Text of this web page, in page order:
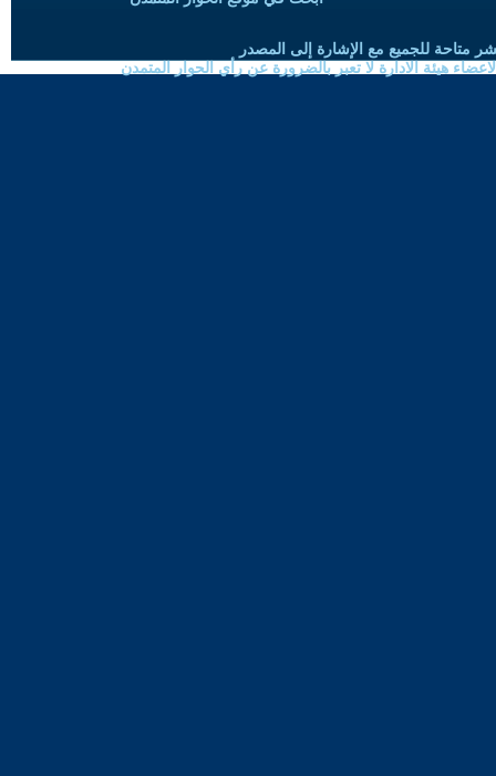
متاحة للجميع مع الإشارة إلى المصدر
هيئة الادارة لا تعبر بالضرورة عن رأي الحوار المتمدن